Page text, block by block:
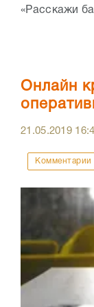
«Расскажи
Онлайн
21.05.2019
Комментарии